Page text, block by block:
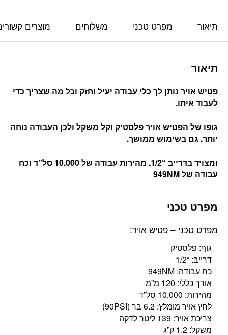
תיאור מפרט טכני משלוחים מוצרים
תיאור
פטיש אויר נותן לך כלי עבודה יעיל וחזק וכל מה שצריך כדי
לעבוד איתו.
גופו של הפטיש אויר פלסטיק וקל משקל ולכן העבודה נוחה
יותר, גם בשימוש ממושך.
ומצויד בדרייב “1/2, מהירות עבודה של 10,000 סל”ד וכח
עבודה של 949NM
מפרט טכני
מפרט טכני – פטיש אויר:
גוף: פלסטיק
דרייב: “1/2
כח עבודה: 949NM
אורך כללי: 120 מ”מ
מהירות: 10,000 סל”ד
לחץ אויר מומלץ: 6.2 בר (90PSI)
צריכת אויר: 139 ליטר לדקה
משקל: 1.2 ק”ג